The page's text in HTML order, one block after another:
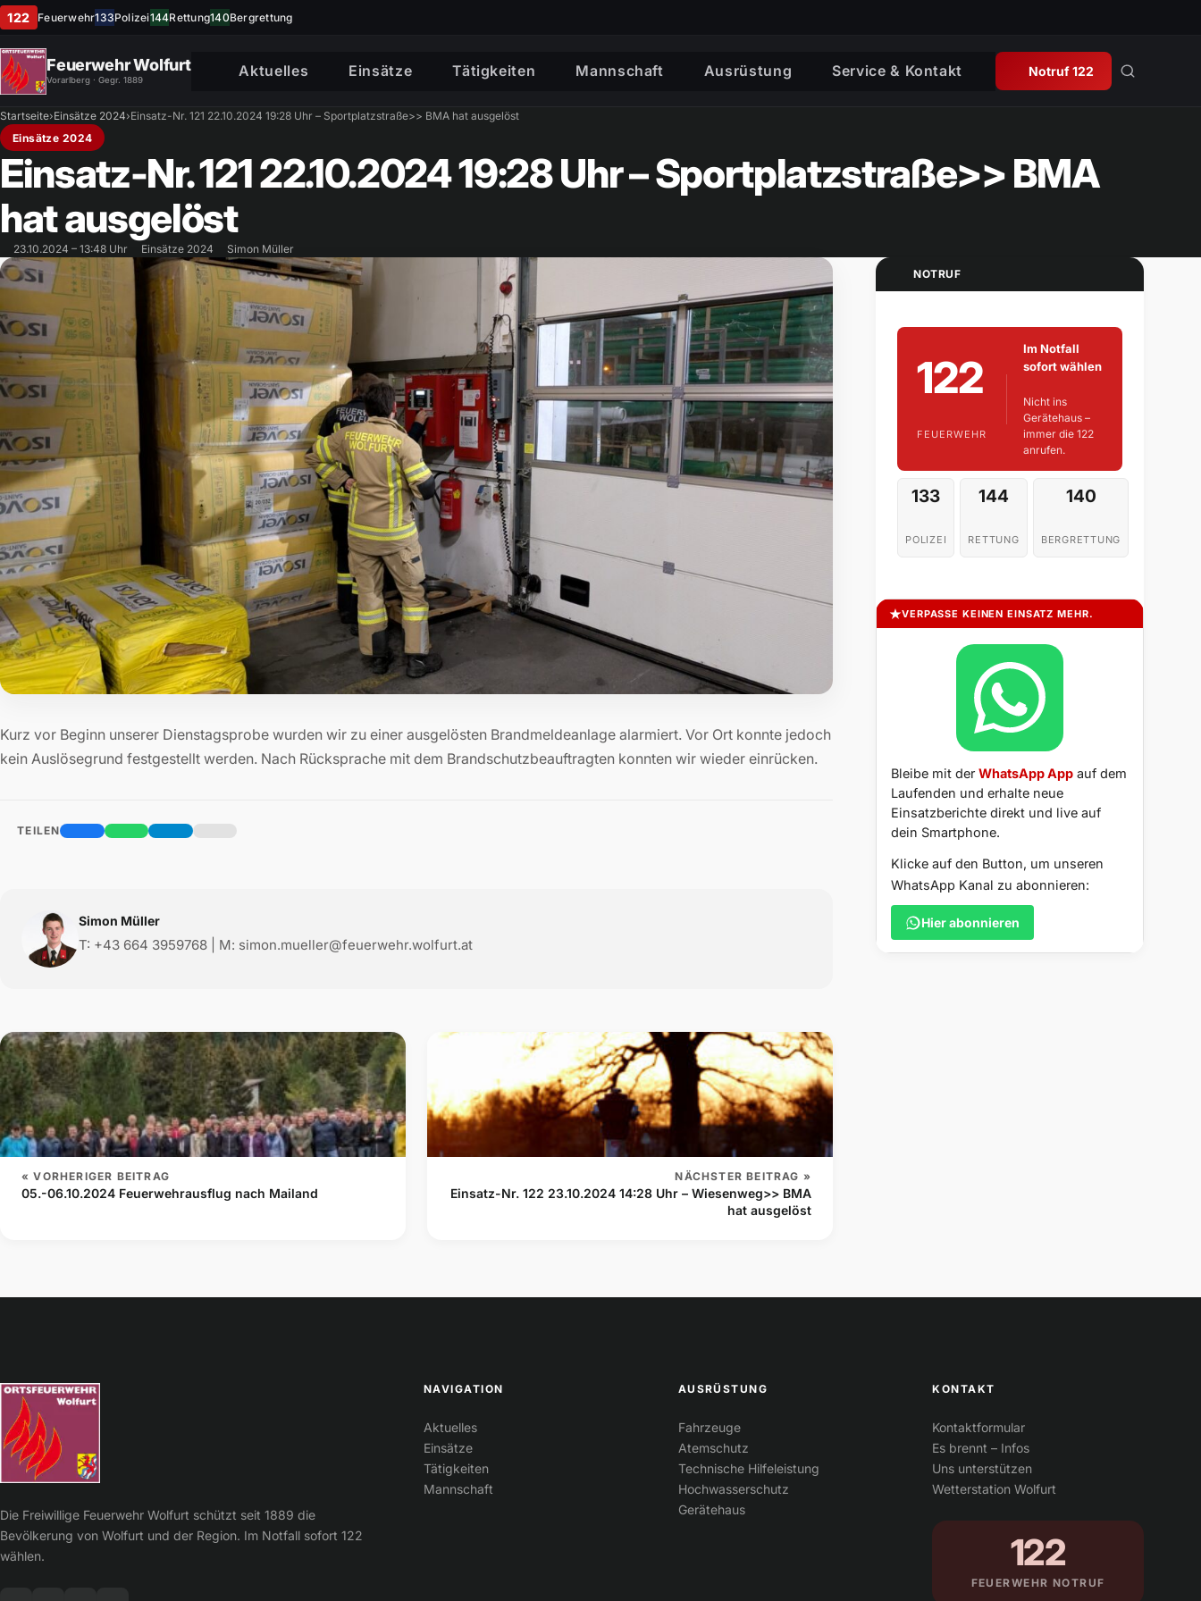
122 Feuerwehr133Polizei144Rettung140Bergrettung
Feuerwehr Wolfurt
Vorarlberg · Gegr. 1889
Aktuelles Einsätze Tätigkeiten Mannschaft Ausrüstung Service & Kontakt Notruf 122
Startseite›Einsätze 2024›Einsatz-Nr. 121 22.10.2024 19:28 Uhr – Sportplatzstraße>> BMA hat ausgelöst
Einsätze 2024
Einsatz-Nr. 121 22.10.2024 19:28 Uhr – Sportplatzstraße>> BMA
hat ausgelöst
23.10.2024 – 13:48 Uhr Einsätze 2024 Simon Müller
Kurz vor Beginn unserer Dienstagsprobe wurden wir zu einer ausgelösten Brandmeldeanlage alarmiert. Vor Ort konnte jedoch
kein Auslösegrund festgestellt werden. Nach Rücksprache mit dem Brandschutzbeauftragten konnten wir wieder einrücken.
TEILEN
Simon Müller
T: +43 664 3959768 | M: simon.mueller@feuerwehr.wolfurt.at
« VORHERIGER BEITRAG
05.-06.10.2024 Feuerwehrausflug nach Mailand
NÄCHSTER BEITRAG »
Einsatz-Nr. 122 23.10.2024 14:28 Uhr – Wiesenweg>> BMA
hat ausgelöst
NOTRUF
122
FEUERWEHR
Im Notfall
sofort wählen
Nicht ins
Gerätehaus –
immer die 122
anrufen.
133
POLIZEI
144
RETTUNG
140
BERGRETTUNG
VERPASSE KEINEN EINSATZ MEHR.
Bleibe mit derWhatsApp App auf dem
Laufenden und erhalte neue
Einsatzberichte direkt und live auf
dein Smartphone.
Klicke auf den Button, um unseren
WhatsApp Kanal zu abonnieren:
Hier abonnieren
Die Freiwillige Feuerwehr Wolfurt schützt seit 1889 die
Bevölkerung von Wolfurt und der Region. Im Notfall sofort 122
wählen.
NAVIGATION
Aktuelles
Einsätze
Tätigkeiten
Mannschaft
AUSRÜSTUNG
Fahrzeuge
Atemschutz
Technische Hilfeleistung
Hochwasserschutz
Gerätehaus
KONTAKT
Kontaktformular
Es brennt – Infos
Uns unterstützen
Wetterstation Wolfurt
122
FEUERWEHR NOTRUF